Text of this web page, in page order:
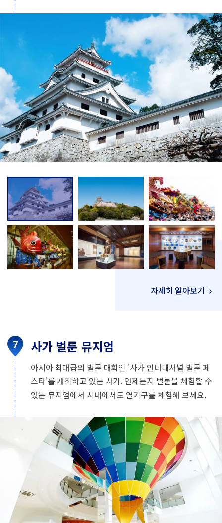
자세히 알아보기
사가 벌룬 뮤지엄
아시아 최대급의 벌룬 대회인 '사가 인터내셔널 벌룬 페
스타'를 개최하고 있는 사가. 언제든지 벌룬을 체험할 수
있는 뮤지엄에서 시내에서도 열기구를 체험해 보세요.